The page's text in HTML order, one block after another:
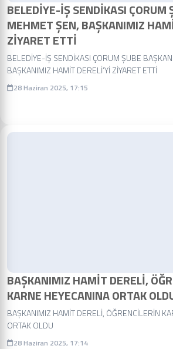
BELEDİYE-İŞ SENDİKASI ÇORUM
MEHMET ŞEN, BAŞKANIMIZ
ZİYARET ETTİ
BELEDİYE-İŞ SENDİKASI ÇORUM ŞUBE
BAŞKANIMIZ HAMİT DERELİ’Yİ ZİYARET ETTİ
28 Haziran 2025, 17:15
BAŞKANIMIZ HAMİT DERELİ,
KARNE HEYECANINA ORTAK
BAŞKANIMIZ HAMİT DERELİ, ÖĞRENCİLERİN
ORTAK OLDU
28 Haziran 2025, 17:14